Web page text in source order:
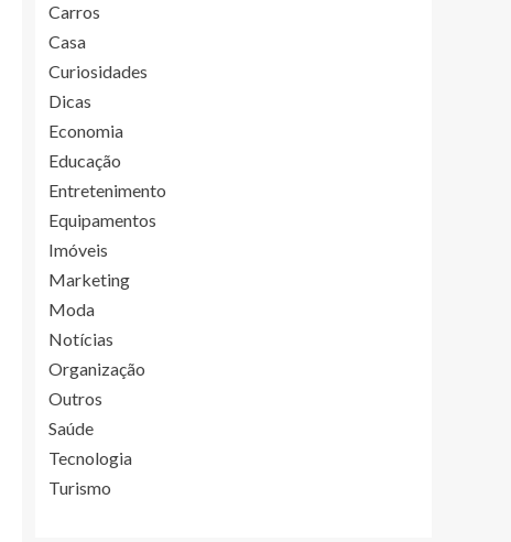
Carros
Casa
Curiosidades
Dicas
Economia
Educação
Entretenimento
Equipamentos
Imóveis
Marketing
Moda
Notícias
Organização
Outros
Saúde
Tecnologia
Turismo